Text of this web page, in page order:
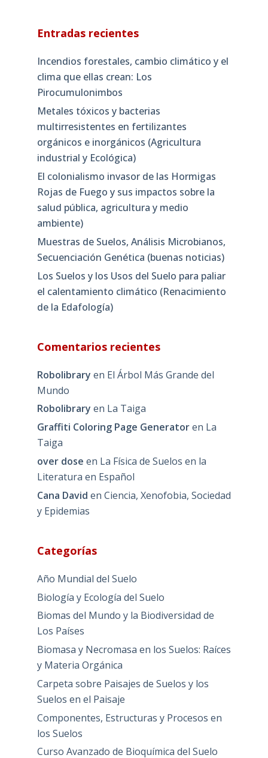
Entradas recientes
Incendios forestales, cambio climático y el
clima que ellas crean: Los
Pirocumulonimbos
Metales tóxicos y bacterias
multirresistentes en fertilizantes
orgánicos e inorgánicos (Agricultura
industrial y Ecológica)
El colonialismo invasor de las Hormigas
Rojas de Fuego y sus impactos sobre la
salud pública, agricultura y medio
ambiente)
Muestras de Suelos, Análisis Microbianos,
Secuenciación Genética (buenas noticias)
Los Suelos y los Usos del Suelo para paliar
el calentamiento climático (Renacimiento
de la Edafología)
Comentarios recientes
Robolibrary en El Árbol Más Grande del
Mundo
Robolibrary en La Taiga
Graffiti Coloring Page Generatoren La
Taiga
over dose en La Física de Suelos en la
Literatura en Español
Cana David en Ciencia, Xenofobia, Sociedad
y Epidemias
Categorías
Año Mundial del Suelo
Biología y Ecología del Suelo
Biomas del Mundo y la Biodiversidad de
Los Países
Biomasa y Necromasa en los Suelos: Raíces
y Materia Orgánica
Carpeta sobre Paisajes de Suelos y los
Suelos en el Paisaje
Componentes, Estructuras y Procesos en
los Suelos
Curso Avanzado de Bioquímica del Suelo